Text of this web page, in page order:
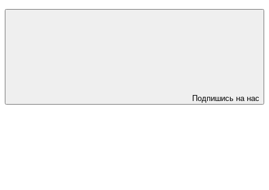
Подпишись на нас